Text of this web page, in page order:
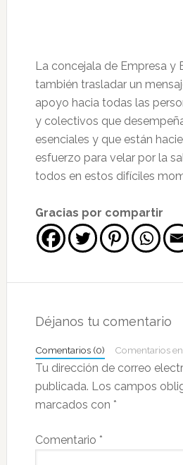
La concejala de Empresa y
también trasladar un
apoyo hacia todas las
y colectivos que
esenciales y que están
esfuerzo para velar por la
todos en estos difíciles
Gracias por compartir
con
lectores
Déjanos tu comentario
Comentarios (0) Comentarios
Tu dirección de correo
publicada. Los campos
marcados con *
Comentario *